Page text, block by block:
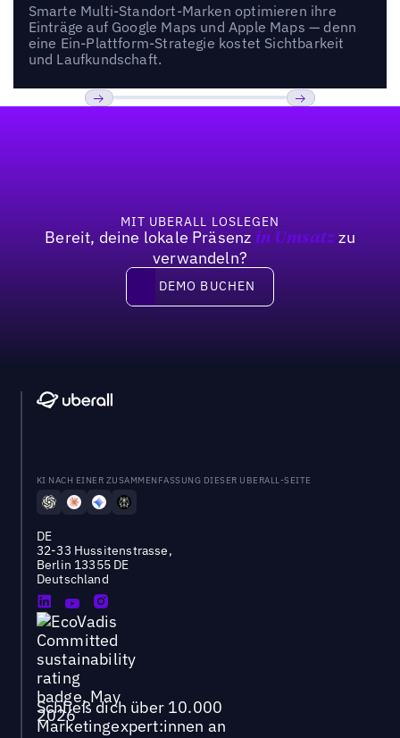
Smarte Multi-Standort-Marken optimieren ihre
Einträge auf Google Maps und Apple Maps — denn
eine Ein-Plattform-Strategie kostet Sichtbarkeit
und Laufkundschaft.
MIT UBERALL LOSLEGEN
Bereit, deine lokale Präsenz in Umsatzzu
verwandeln?
DEMO BUCHEN
DEMO BUCHEN
KI NACH EINER ZUSAMMENFASSUNG DIESER UBERALL-SEITE
DE
32-33 Hussitenstrasse,
Berlin 13355 DE
Deutschland
Schließ dich über 10.000
Marketingexpert:innen an